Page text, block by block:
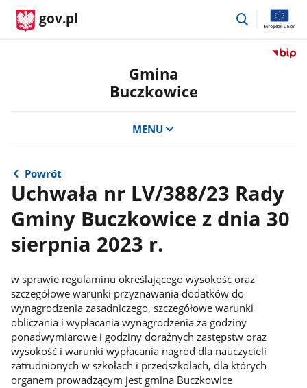
gov.pl
przejdź
Przejdź
Gmina
Buczkowice
MENU
Powrót
Uchwała nr LV/388/23 Rady
Gminy Buczkowice z dnia 30
sierpnia 2023 r.
w sprawie regulaminu określającego wysokość oraz
szczegółowe warunki przyznawania dodatków do
wynagrodzenia zasadniczego, szczegółowe warunki
obliczania i wypłacania wynagrodzenia za godziny
ponadwymiarowe i godziny doraźnych zastępstw oraz
wysokość i warunki wypłacania nagród dla nauczycieli
zatrudnionych w szkołach i przedszkolach, dla których
organem prowadzącym jest gmina Buczkowice